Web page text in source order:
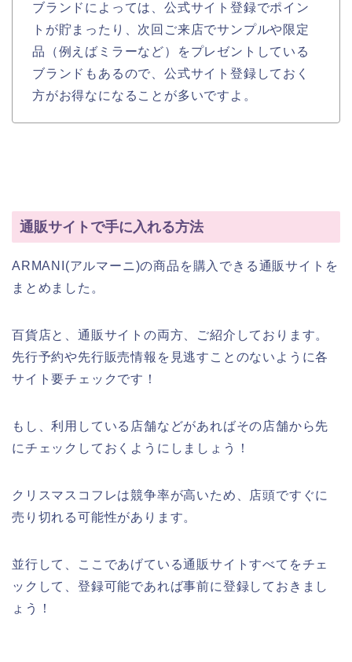
ブランドによっては、公式サイト登録でポイン
トが貯まったり、次回ご来店でサンプルや限定
品（例えばミラーなど）をプレゼントしている
ブランドもあるので、公式サイト登録しておく
方がお得なになることが多いですよ。
通販サイトで手に入れる方法
ARMANI(アルマーニ)の商品を購入できる通販サイトを
まとめました。
百貨店と、通販サイトの両方、ご紹介しております。
先行予約や先行販売情報を見逃すことのないように各
サイト要チェックです！
もし、利用している店舗などがあればその店舗から先
にチェックしておくようにしましょう！
クリスマスコフレは競争率が高いため、店頭ですぐに
売り切れる可能性があります。
並行して、ここであげている通販サイトすべてをチェ
ックして、登録可能であれば事前に登録しておきまし
ょう！